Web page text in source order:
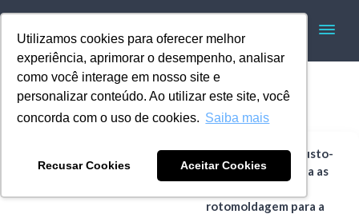
Utilizamos cookies para oferecer melhor
experiência, aprimorar o desempenho, analisar
como você interage em nosso site e
personalizar conteúdo. Ao utilizar este site, você
concorda com o uso de cookies. Saiba mais
Recusar Cookies Aceitar Cookies
Da eficiência ao custo-
benefício: conheça as
rotomoldagem para a